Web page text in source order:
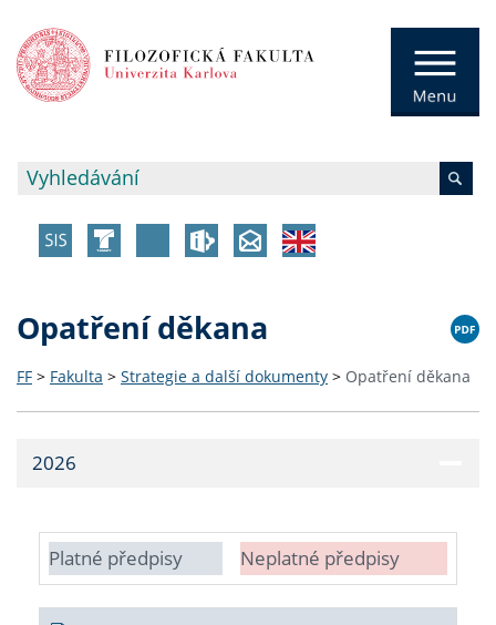
Opatření děkana
FF > Fakulta > Strategie a další dokumenty > Opatření děkana
2026
Platné předpisy Neplatné předpisy